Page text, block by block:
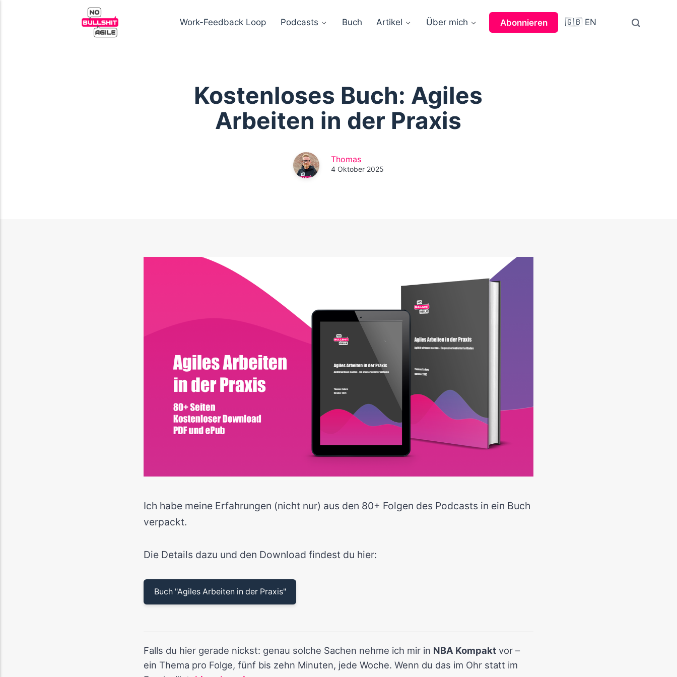
Work-Feedback Loop Podcasts Buch Artikel Über mich Abonnieren 🇬🇧 EN
Kostenloses Buch: Agiles
Arbeiten in der Praxis
Thomas
4 Oktober 2025
Ich habe meine Erfahrungen (nicht nur) aus den 80+ Folgen des Podcasts in ein Buch
verpackt.
Die Details dazu und den Download findest du hier:
Buch "Agiles Arbeiten in der Praxis"
Falls du hier gerade nickst: genau solche Sachen nehme ich mir in NBA Kompaktvor –
ein Thema pro Folge, fünf bis zehn Minuten, jede Woche. Wenn du das im Ohr statt im